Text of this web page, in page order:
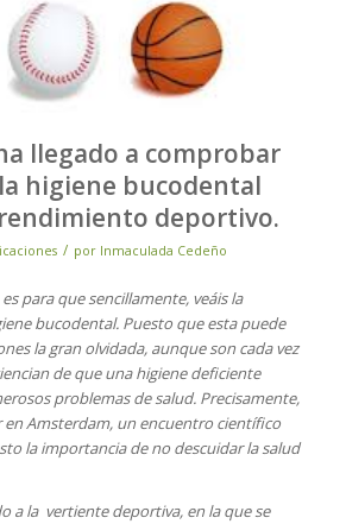
llegado a comprobar
higiene bucodental
deportivo.
/ por Inmaculada Cedeño
para que sencillamente, veáis la
bucodental. Puesto que esta puede
la gran olvidada, aunque son cada vez
de que una higiene deficiente
problemas de salud. Precisamente,
en Amsterdam, un encuentro científico
la importancia de no descuidar la salud
a la vertiente deportiva, en la que se